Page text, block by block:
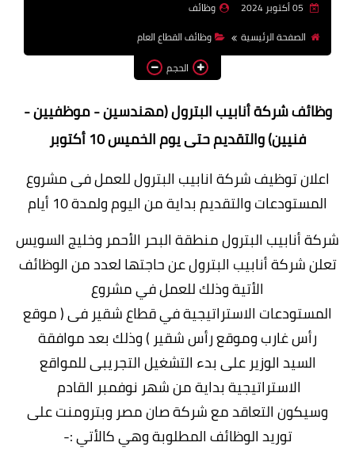
بالجامعات والمعاهد
اخبار
وظائف
الصفحة الرئيسية
وظائف القطاع العام
الحجم
وظائف شركة أنابيب البترول (مهندسين - موظفيين -
فنيين) والتقديم حتى يوم الخميس 10 أكتوبر
اعلان توظيف شركة انابيب البترول للعمل فى مشروع
المستودعات والتقديم بداية من اليوم ولمدة 10 أيام
شركة أنابيب البترولمنطقة البحر الأحمر وخليج السويس
تعلن شركة أنابيب البترول عن حاجتها لعدد من الوظائف
الأتية وذلك للعمل في مشروع
المستودعات الاستراتيجية في قطاع شقير فى ( موقع
رأس غارب وموقع رأس شقير ) وذلك بعد موافقة
السيدالوزير على بدء التشغيل التجريبى للمواقع
الاستراتيجية بداية من شهر نوفمبر القادم
وسيكون التعاقدمع شركة صان مصر وبترومنت على
توريد الوظائف المطلوبة وهي كالأتي :-